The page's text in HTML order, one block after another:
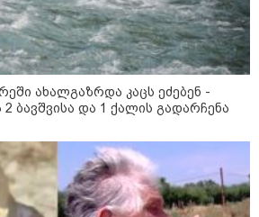
სიახლე
ახალგაზრდა კაცს ეძებენ -
2 ბავშვისა და 1 ქალის გადარჩენა